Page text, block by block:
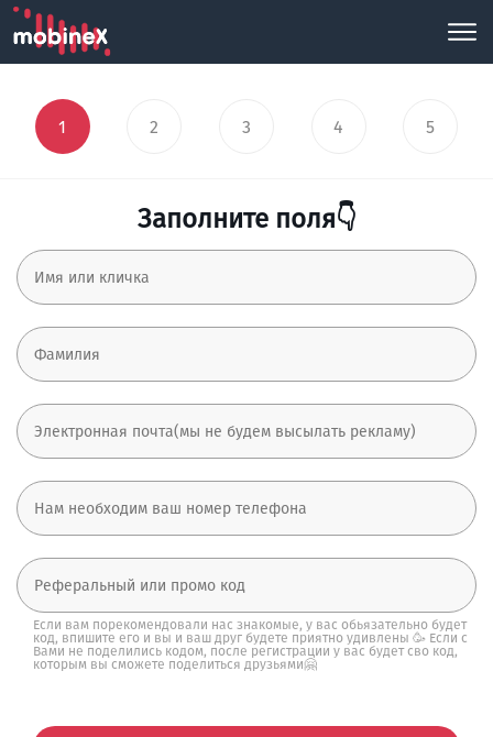
1 2 3 4 5
Заполните поля👇
Если вам порекомендовали нас знакомые, у вас обьязательно будет
код, впишите его и вы и ваш друг будете приятно удивлены 🥳 Если с
Вами не поделились кодом, после регистрации у вас будет сво код,
которым вы сможете поделиться друзьями🤗